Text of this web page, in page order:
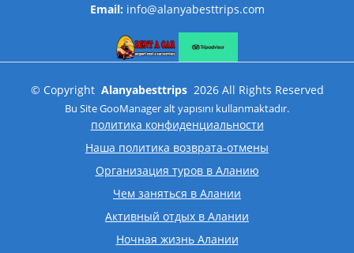
Email: info@alanyabesttrips.com
© Copyright Alanyabesttrips 2026 All Rights Reserved
Bu SiteGooManageralt yapısını kullanmaktadır.
политика конфиденциальности
Наша политика возврата-отмены
Организация туров в Аланию
Чем заняться в Алании
Активный отдых в Алании
Ночная жизнь Алании